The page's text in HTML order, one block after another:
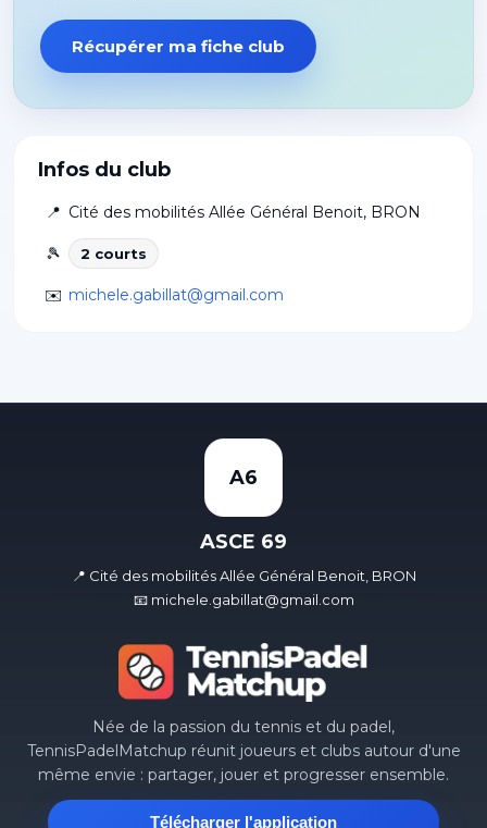
Infos du club
📍 Cité des mobilités Allée Général Benoit, BRON
🎾 2 courts
✉️ michele.gabillat@gmail.com
Récupérer ma fiche club
A6
ASCE 69
📍 Cité des mobilités Allée Général Benoit, BRON
📧 michele.gabillat@gmail.com
Née de la passion du tennis et du padel,
TennisPadelMatchup réunit joueurs et clubs autour d'une
même envie : partager, jouer et progresser ensemble.
Télécharger l'application